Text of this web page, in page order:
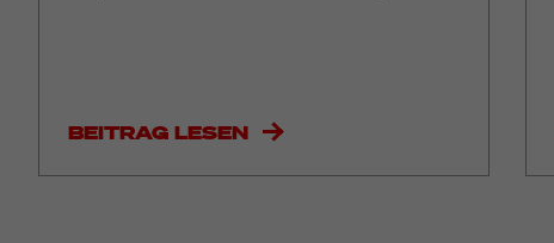
BEITRAG LESEN